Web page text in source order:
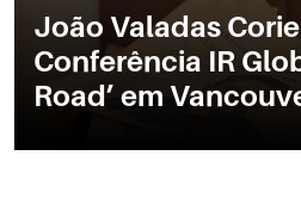
João Valadas
Conferência IR
Road’ em